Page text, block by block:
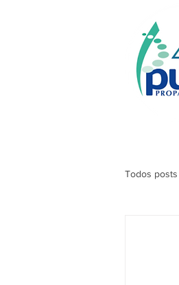
Todos posts